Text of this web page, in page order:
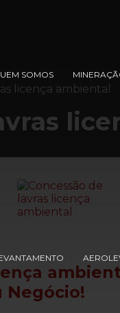
SOMOS
licença ambiental
Negócio!